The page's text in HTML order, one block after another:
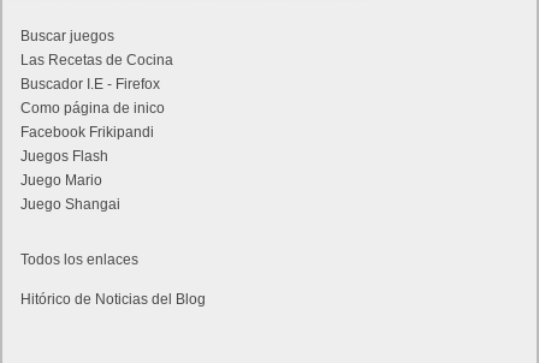
Buscar juegos
Las Recetas de Cocina
Buscador I.E - Firefox
Como página de inico
Facebook Frikipandi
Juegos Flash
Juego Mario
Juego Shangai
Todos los enlaces
Hitórico de Noticias del Blog